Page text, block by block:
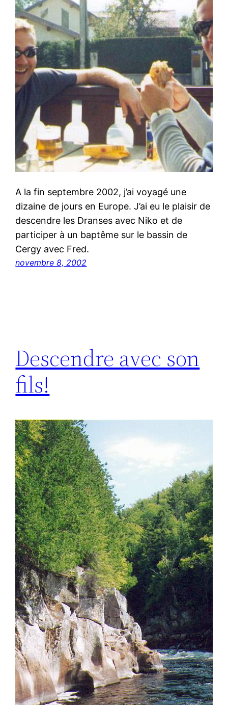
A la fin septembre 2002, j’ai voyagé une
dizaine de jours en Europe. J’ai eu le plaisir de
descendre les Dranses avec Niko et de
participer à un baptême sur le bassin de
Cergy avec Fred.
novembre 8, 2002
Descendre avec son
fils!